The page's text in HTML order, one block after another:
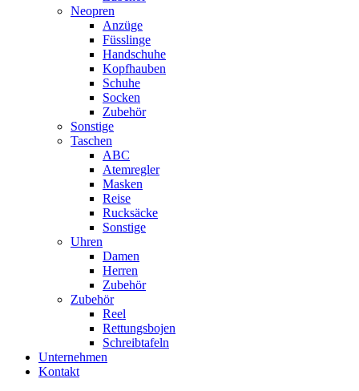
Neopren
Anzüge
Füsslinge
Handschuhe
Kopfhauben
Schuhe
Socken
Zubehör
Sonstige
Taschen
ABC
Atemregler
Masken
Reise
Rucksäcke
Sonstige
Uhren
Damen
Herren
Zubehör
Zubehör
Reel
Rettungsbojen
Schreibtafeln
Unternehmen
Kontakt